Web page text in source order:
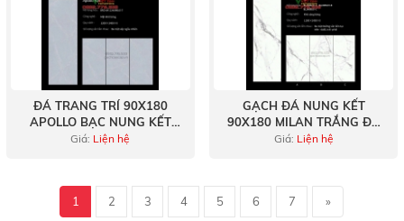
ĐÁ TRANG TRÍ 90X180
APOLLO BẠC NUNG KẾT
SANG TRỌNG
Giá: Liện hệ
GẠCH ĐÁ NUNG KẾT
90X180 MILAN TRẮNG ĐÁ
BÓNG KIẾNG
Giá: Liện hệ
1 2 3 4 5 6 7 »